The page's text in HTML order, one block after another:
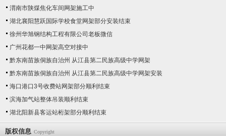
渭南市陕煤焦化车间网架施工中
湖北襄阳慧跃国际学校食堂网架部分安装结束
徐州华旭钢结构工程有限公司老板微信
广州花都一中网架高空对接中
黔东南苗族侗族自治州 从江县第二民族高级中学网架
黔东南苗族侗族自治州 从江县第二民族高级中学网架安装
海口港口3号收费站网架部分顺利结束
滨海加气站整体吊装顺利结束
湖北阳新县客运站桁架部分顺利结束
版权信息 Copyright